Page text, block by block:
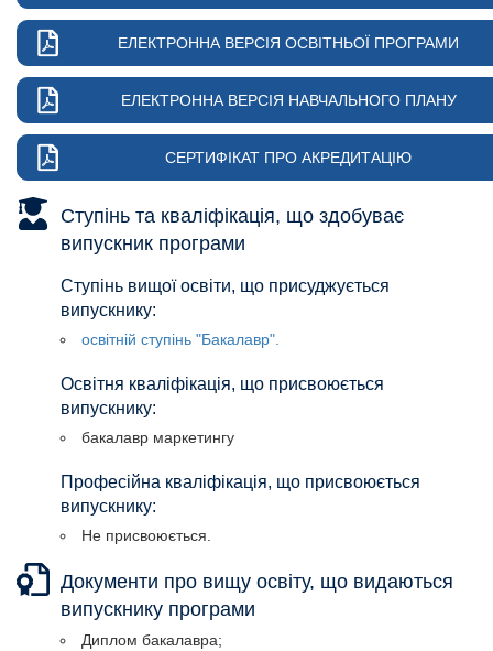
ЕЛЕКТРОННА ВЕРСІЯ ОСВІТНЬОЇ ПРОГРАМИ
ЕЛЕКТРОННА ВЕРСІЯ НАВЧАЛЬНОГО ПЛАНУ
СЕРТИФІКАТ ПРО АКРЕДИТАЦІЮ
Ступінь та кваліфікація, що здобуває
випускник програми
Ступінь вищої освіти, що присуджується
випускнику:
освітній ступінь "Бакалавр".
Освітня кваліфікація, що присвоюється
випускнику:
бакалавр маркетингу
Професійна кваліфікація, що присвоюється
випускнику:
Не присвоюється.
Освітня кваліфікація, що присвоюється
випускнику:
бакалавр маркетингу
Освітня кваліфікація, що присвоюється
випускнику:
Бакалавр маркетингу.
Освітня кваліфікація, що присвоюється
випускнику:
Бакалавр маркетингу.
Освітня кваліфікація, що присвоюється
випускнику:
Бакалавр маркетингу.
Освітня кваліфікація, що присвоюється
випускнику:
Бакалавр маркетингу.
Освітня кваліфікація, що присвоюється
випускнику:
Бакалавр маркетингу.
Документи про вищу освіту, що видаються
випускнику програми
Диплом бакалавра;